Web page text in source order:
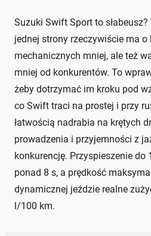
Suzuki Swift Sport to
jednej strony rzeczywiście ma
mechanicznych mniej, ale też
mniej od konkurentów. To
żeby dotrzymać im kroku pod
co Swift traci na prostej i przy
łatwością nadrabia na krętych
prowadzenia i przyjemności z
konkurencję. Przyspieszenie
ponad 8 s, a prędkość
dynamicznej jeździe realne
l/100 km.